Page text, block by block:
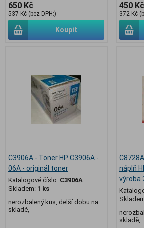
650 Kč
537 Kč (bez DPH:)
Koupit
450 Kč
372 Kč
C3906A - Toner HP C3906A -
06A - originál toner
Katalogové číslo: C3906A
Skladem: 1 ks
nerozbalený kus, delší dobu na
skladě,
náplň
výroba
skladě,